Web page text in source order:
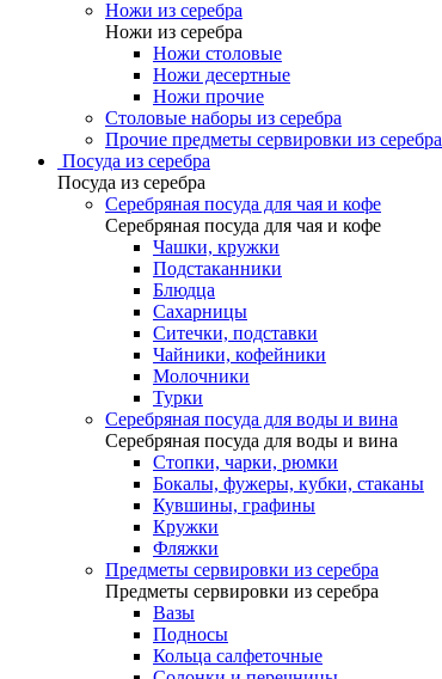
Ножи из серебра
Ножи из серебра
Ножи столовые
Ножи десертные
Ножи прочие
Столовые наборы из серебра
Прочие предметы сервировки из серебра
Посуда из серебра
Посуда из серебра
Серебряная посуда для чая и кофе
Серебряная посуда для чая и кофе
Чашки, кружки
Подстаканники
Блюдца
Сахарницы
Ситечки, подставки
Чайники, кофейники
Молочники
Турки
Серебряная посуда для воды и вина
Серебряная посуда для воды и вина
Стопки, чарки, рюмки
Бокалы, фужеры, кубки, стаканы
Кувшины, графины
Кружки
Фляжки
Предметы сервировки из серебра
Предметы сервировки из серебра
Вазы
Подносы
Кольца салфеточные